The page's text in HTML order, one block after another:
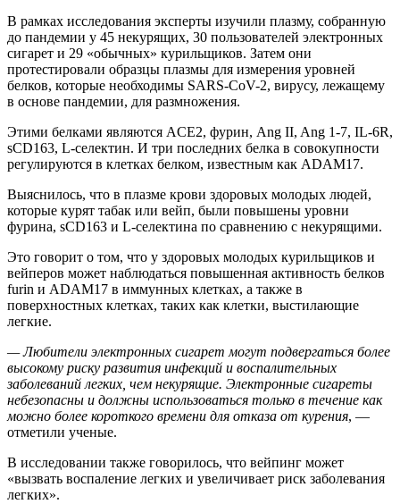
В рамках исследования эксперты изучили плазму, собранную
до пандемии у 45 некурящих, 30 пользователей электронных
сигарет и 29 «обычных» курильщиков. Затем они
протестировали образцы плазмы для измерения уровней
белков, которые необходимы SARS-CoV-2, вирусу, лежащему
в основе пандемии, для размножения.
Этими белками являются ACE2, фурин, Ang II, Ang 1-7, IL-6R,
sCD163, L-селектин. И три последних белка в совокупности
регулируются в клетках белком, известным как ADAM17.
Выяснилось, что в плазме крови здоровых молодых людей,
которые курят табак или вейп, были повышены уровни
фурина, sCD163 и L-селектина по сравнению с некурящими.
Это говорит о том, что у здоровых молодых курильщиков и
вейперов может наблюдаться повышенная активность белков
furin и ADAM17 в иммунных клетках, а также в
поверхностных клетках, таких как клетки, выстилающие
легкие.
— Любители электронных сигарет могут подвергаться более
высокому риску развития инфекций и воспалительных
заболеваний легких, чем некурящие. Электронные сигареты
небезопасны и должны использоваться только в течение как
можно более короткого времени для отказа от курения, —
отметили ученые.
В исследовании также говорилось, что вейпинг может
«вызвать воспаление легких и увеличивает риск заболевания
легких».